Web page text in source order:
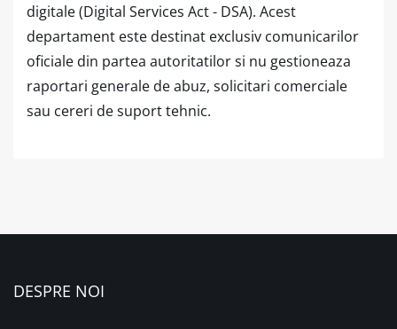
digitale (Digital Services Act - DSA). Acest
departament este destinat exclusiv comunicarilor
oficiale din partea autoritatilor si nu gestioneaza
raportari generale de abuz, solicitari comerciale
sau cereri de suport tehnic.
DESPRE NOI